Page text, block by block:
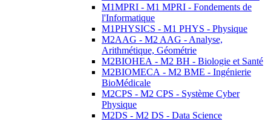
M1MPRI - M1 MPRI - Fondements de
l'Informatique
M1PHYSICS - M1 PHYS - Physique
M2AAG - M2 AAG - Analyse,
Arithmétique, Géométrie
M2BIOHEA - M2 BH - Biologie et Santé
M2BIOMECA - M2 BME - Ingénierie
BioMédicale
M2CPS - M2 CPS - Système Cyber
Physique
M2DS - M2 DS - Data Science